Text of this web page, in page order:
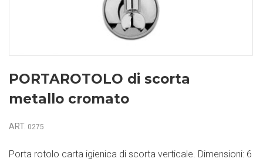
PORTAROTOLO di scorta
metallo cromato
ART. 0275
Porta rotolo carta igienica di scorta verticale. Dimensioni: 6